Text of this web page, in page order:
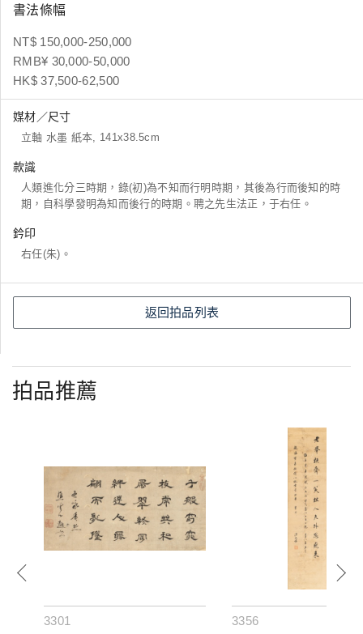
書法條幅
NT$ 150,000-250,000
RMB¥ 30,000-50,000
HK$ 37,500-62,500
媒材／尺寸
立軸 水墨 紙本, 141x38.5cm
款識
人類進化分三時期，錄(初)為不知而行明時期，其後為行而後知的時
期，自科學發明為知而後行的時期。聘之先生法正，于右任。
鈐印
右任(朱)。
返回拍品列表
拍品推薦
3301
3356